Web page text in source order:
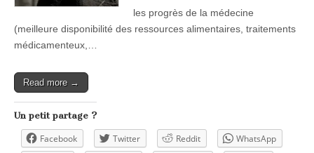
les progrès de la médecine
(meilleure disponibilité des ressources alimentaires, traitements
médicamenteux,…
Read more →
Un petit partage ?
Facebook Twitter Reddit
WhatsApp